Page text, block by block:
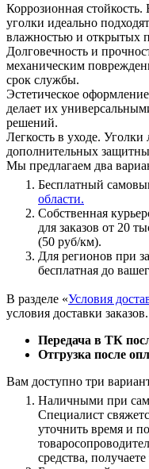
Коррозионная стойкость.
уголки идеально
влажностью и открытых
Долговечность и
механическим
срок службы.
Эстетическое
делает их
решений.
Легкость в уходе.
дополнительных
Мы предлагаем два
Бесплатный
области.
Собственная
для заказов от 20
(50 руб/км).
Для регионов при
бесплатная до
В разделе «Условия
условия доставки заказов.
Передача в ТК
Отгрузка после
Вам доступно три
Наличными при
Специалист
уточнить время и
средства,